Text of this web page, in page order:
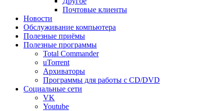
Почтовые клиенты
Новости
Обслуживание компьютера
Полезные приёмы
Полезные программы
Total Commander
uTorrent
Архиваторы
Программы для работы с CD/DVD
Социальные сети
VK
Youtube